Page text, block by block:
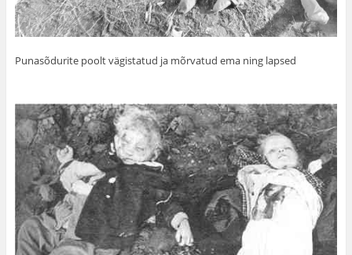
Punasõdurite poolt vägistatud ja mõrvatud ema ning lapsed